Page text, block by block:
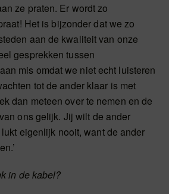
ze praten. Er wordt zo
Het is bijzonder dat we zo
aan de kwaliteit van onze
gesprekken tussen
mis omdat we niet echt luisteren
tot de ander klaar is met
dan meteen over te nemen en de
ons gelijk. Jij wilt de ander
eigenlijk nooit, want de ander
in de kabel?